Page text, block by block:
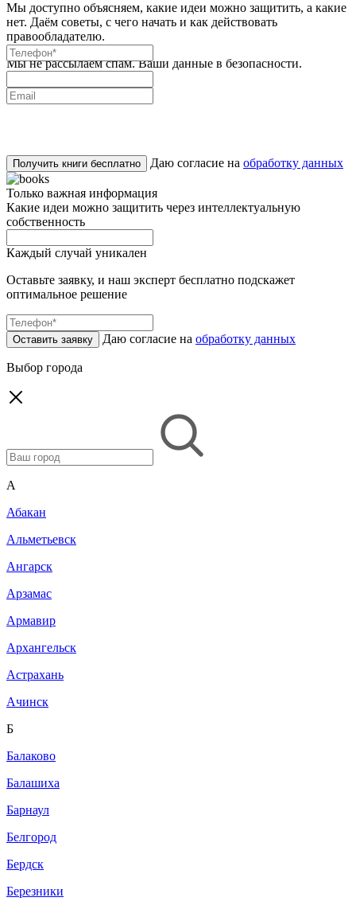
Мы доступно объясняем, какие идеи можно защитить, а какие
нет. Даём советы, с чего начать и как действовать
правообладателю.
Мы не рассылаем спам. Ваши данные в безопасности.
Получить книги бесплатно Даю согласие на обработку данных
Только важная информация
Какие идеи можно защитить через интеллектуальную
собственность
Каждый случай уникален
Оставьте заявку, и наш эксперт бесплатно подскажет
оптимальное решение
Оставить заявку Даю согласие на обработку данных
Выбор города
A
Абакан
Альметьевск
Ангарск
Арзамас
Армавир
Архангельск
Астрахань
Ачинск
Б
Балаково
Балашиха
Барнаул
Белгород
Бердск
Березники